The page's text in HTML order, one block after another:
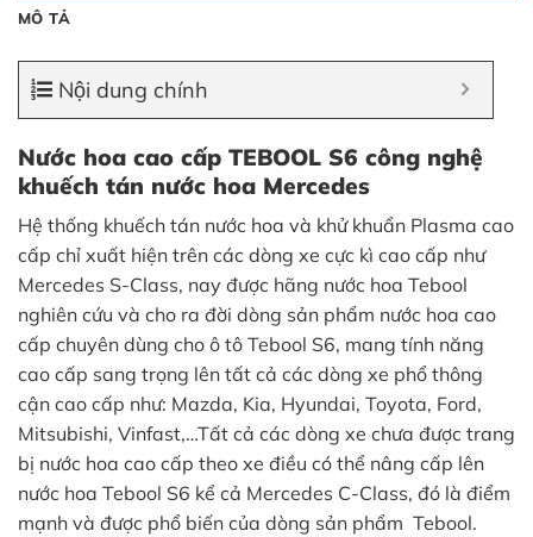
MÔ TẢ
Nội dung chính
Nước hoa cao cấp TEBOOL S6 công nghệ
khuếch tán nước hoa Mercedes
Hệ thống khuếch tán nước hoa và khử khuẩn Plasma cao
cấp chỉ xuất hiện trên các dòng xe cực kì cao cấp như
Mercedes S-Class, nay được hãng nước hoa Tebool
nghiên cứu và cho ra đời dòng sản phẩm nước hoa cao
cấp chuyên dùng cho ô tô Tebool S6, mang tính năng
cao cấp sang trọng lên tất cả các dòng xe phổ thông
cận cao cấp như: Mazda, Kia, Hyundai, Toyota, Ford,
Mitsubishi, Vinfast,…Tất cả các dòng xe chưa được trang
bị nước hoa cao cấp theo xe điều có thể nâng cấp lên
nước hoa Tebool S6 kể cả Mercedes C-Class, đó là điểm
mạnh và được phổ biến của dòng sản phẩm Tebool.